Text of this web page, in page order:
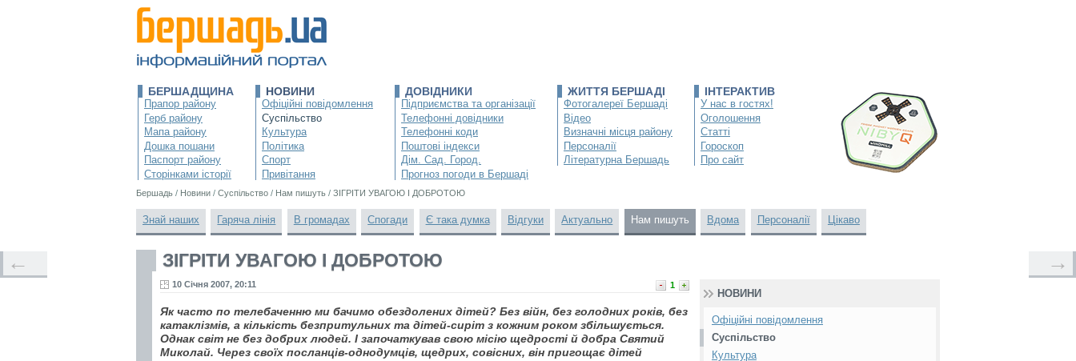
БЕРШАДЩИНА
Прапор району
Герб району
Мапа району
Дошка пошани
Паспорт району
Сторінками історії
НОВИНИ
Офіційні повідомлення
Суспільство
Культура
Політика
Спорт
Привітання
ДОВІДНИКИ
Підприємства та організації
Телефонні довідники
Телефонні коди
Поштові індекси
Дім. Сад. Город.
Прогноз погоди в Бершаді
ЖИТТЯ БЕРШАДІ
Фотогалереї Бершаді
Відео
Визначні місця району
Персоналії
Літературна Бершадь
ІНТЕРАКТИВ
У нас в гостях!
Оголошення
Статті
Гороскоп
Про сайт
Бершадь / Новини / Суспільство / Нам пишуть / ЗІГРІТИ УВАГОЮ І ДОБРОТОЮ
Знай наших Гаряча лінія В громадах Спогади Є така думка Відгуки Актуально Нам пишуть Вдома Персоналії Цікаво
ЗІГРІТИ УВАГОЮ І ДОБРОТОЮ
1
10 Січня 2007, 20:11
Як часто по телебаченню ми бачимо обездолених дітей? Без війн, без голодних років, без
катаклізмів, а кількість безпритульних та дітей-сиріт з кожним роком збільшується.
Однак світ не без добрих людей. І започаткував свою місію щедрості й добра Святий
Миколай. Через своїх посланців-однодумців, щедрих, совісних, він пригощає дітей
← →
НОВИНИ
Офіційні повідомлення
Суспільство
Культура